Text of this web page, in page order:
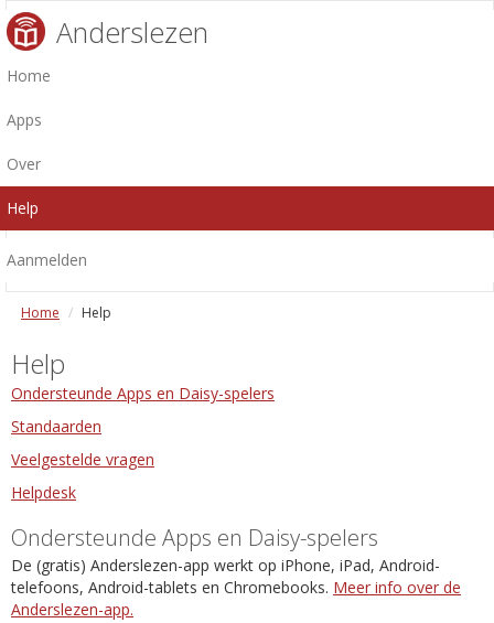
Anderslezen
Home
Apps
Over
Help
Aanmelden
Home Help
Help
Ondersteunde Apps en Daisy-spelers
Standaarden
Veelgestelde vragen
Helpdesk
Ondersteunde Apps en Daisy-spelers
De (gratis) Anderslezen-app werkt op iPhone, iPad, Android-
telefoons, Android-tablets en Chromebooks. Meer info over de
Anderslezen-app.